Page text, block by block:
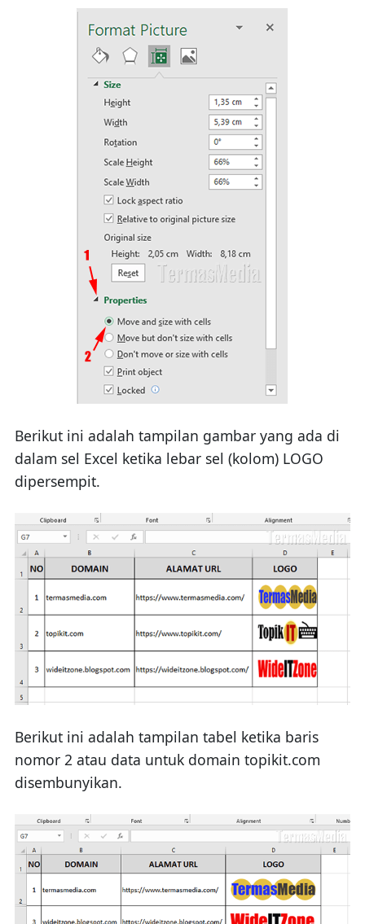
Berikut ini adalah tampilan gambar yang ada di
dalam sel Excel ketika lebar sel (kolom) LOGO
dipersempit.
Berikut ini adalah tampilan tabel ketika baris
nomor 2 atau data untuk domain topikit.com
disembunyikan.